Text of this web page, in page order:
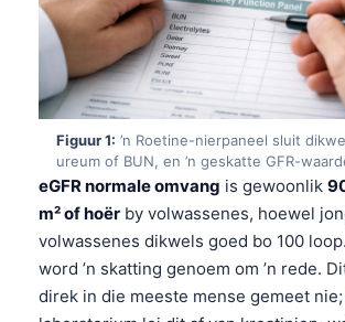
Figuur 1: ’n Roetine-nierpaneel sluit
ureum of BUN, en ’n geskatte GFR-
eGFR normale omvang is gewoonlik
m² of hoër by volwassenes, hoewel
volwassenes dikwels goed bo 100
word ’n skatting genoem om ’n rede.
direk in die meeste mense gemeet